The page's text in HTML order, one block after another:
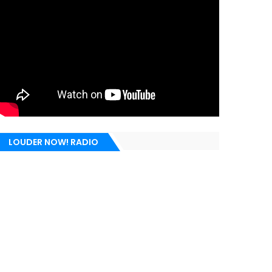
LOUDER NOW! RADIO